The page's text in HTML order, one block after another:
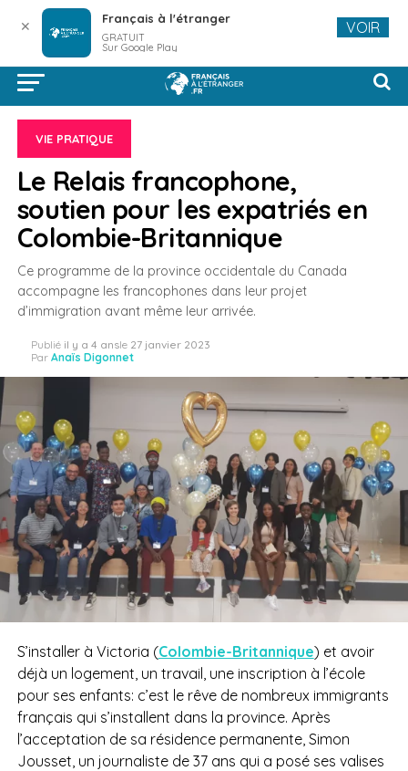
VIE PRATIQUE
Le Relais francophone,
soutien pour les expatriés en
Colombie-Britannique
Ce programme de la province occidentale du Canada
accompagne les francophones dans leur projet
d’immigration avant même leur arrivée.
Publié il y a 4 ansle 27 janvier 2023
Par Anaïs Digonnet
S’installer à Victoria (Colombie-Britannique) et avoir
déjà un logement, un travail, une inscription à l’école
pour ses enfants: c’est le rêve de nombreux immigrants
français qui s’installent dans la province. Après
l’acceptation de sa résidence permanente, Simon
Jousset, un journaliste de 37 ans qui a posé ses valises
✕ Français à l'étranger
GRATUIT
Sur Google Play
VOIR